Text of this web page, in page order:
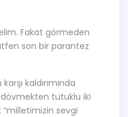
Fakat görmeden
son bir parantez
kaldırımında
tutuklu iki
“milletimizin sevgi